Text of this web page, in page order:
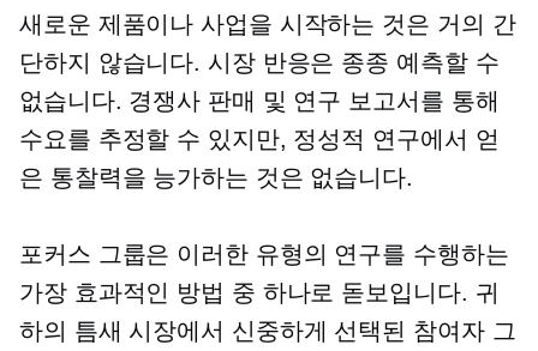
새로운 제품이나 사업을 시작하는 것은 거의 간
단하지 않습니다. 시장 반응은 종종 예측할 수
없습니다. 경쟁사 판매 및 연구 보고서를 통해
수요를 추정할 수 있지만, 정성적 연구에서 얻
은 통찰력을 능가하는 것은 없습니다.
포커스 그룹은 이러한 유형의 연구를 수행하는
가장 효과적인 방법 중 하나로 돋보입니다. 귀
하의 틈새 시장에서 신중하게 선택된 참여자 그